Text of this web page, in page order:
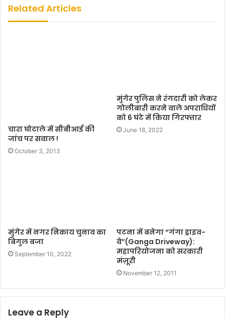
Related Articles
चारा घोटाले में सीबीआई की
जांच पर सवाल !
October 3, 2013
मुंगेर पुलिस ने रंगदारी को लेकर
गोलीबारी करने वाले अपराधियों
को 6 घंटे में किया गिरफ्तार
June 18, 2022
मुंगेर में नगर निकाय चुनाव का
बिगुल बजा
September 10, 2022
पटना में बनेगा “गंगा ड्राइव-
वे”(Ganga Driveway):
महापरियोजना को सरकारी
मंज़ूरी
November 12, 2011
Leave a Reply